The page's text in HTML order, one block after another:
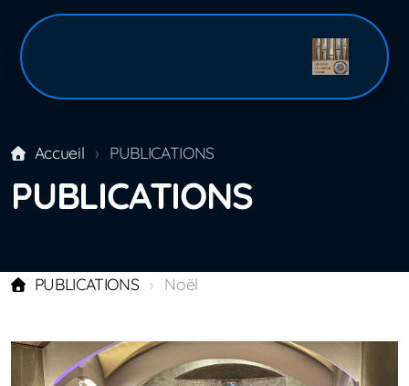
Accueil PUBLICATIONS
PUBLICATIONS
PUBLICATIONS Noël